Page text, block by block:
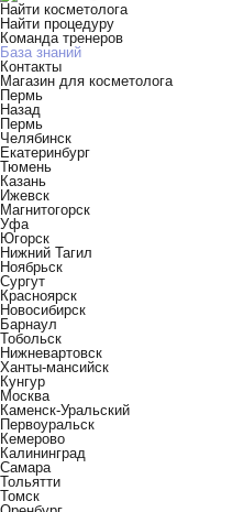
Найти косметолога
Найти процедуру
Команда тренеров
База знаний
Контакты
Магазин для косметолога
Пермь
Назад
Пермь
Челябинск
Екатеринбург
Тюмень
Казань
Ижевск
Магнитогорск
Уфа
Югорск
Нижний Тагил
Ноябрьск
Сургут
Красноярск
Новосибирск
Барнаул
Тобольск
Нижневартовск
Ханты-мансийск
Кунгур
Москва
Каменск-Уральский
Первоуральск
Кемерово
Калининград
Самара
Тольятти
Томск